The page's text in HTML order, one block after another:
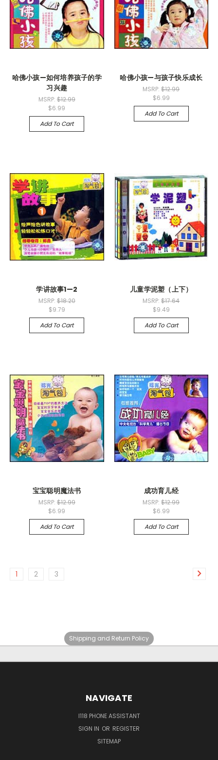
哈佛小孩—如何培养孩子的学
习兴趣
MSRP: $12.99
$6.99
Add To Cart
哈佛小孩—与孩子快乐成长
MSRP:$12.99
$6.99
Add To Cart
学讲故事1—2
MSRP: $18.20
$9.79
Add To Cart
儿童学泥塑（上下）
MSRP:$17.64
$9.49
Add To Cart
宝宝聪明魔法书
MSRP: $12.99
$6.99
Add To Cart
成功育儿经
MSRP:$12.99
$6.99
Add To Cart
1 2 3
Shipping and Return Policy
NAVIGATE
I118 PHONE ASSISTANT
SIGN IN OR REGISTER
SITEMAP